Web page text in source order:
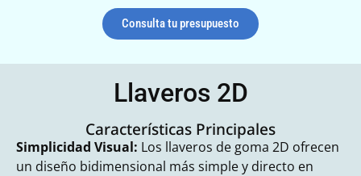
Consulta tu presupuesto
Llaveros 2D
Características Principales​
Simplicidad Visual: Los llaveros de goma 2D ofrecen
un diseño bidimensional más simple y directo en